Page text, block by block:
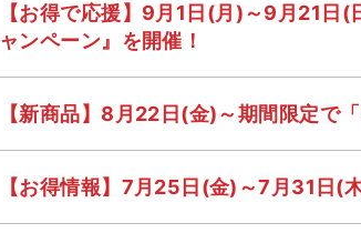
【お得で応援】9月1日(月)～9月21日
ャンペーン』を開催！
【新商品】8月22日(金)～期間限定で
【お得情報】7月25日(金)～7月31日(